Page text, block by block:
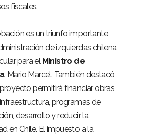
fiscales.
es un triunfo importante
de izquierdas chilena
para el Ministro de
, Mario Marcel. También destacó
permitirá financiar obras
programas de
desarrollo y reducir la
en Chile. El impuesto a la